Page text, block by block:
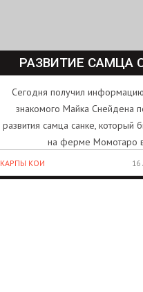
РАЗВИТИЕ САМЦА
Сегодня получил
знакомого Майка Снейдена
развития самца санке, который
на ферме Момотаро
КАРПЫ КОИ 16